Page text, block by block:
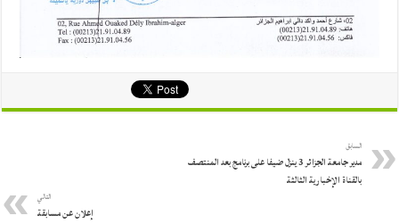
السابق
مدير جامعة الجزائر 3 ينزل ضيفا على برنامج بعد المنتصف
بالقناة الإخبارية الثالثة
التالي
إعلان عن مسابقة